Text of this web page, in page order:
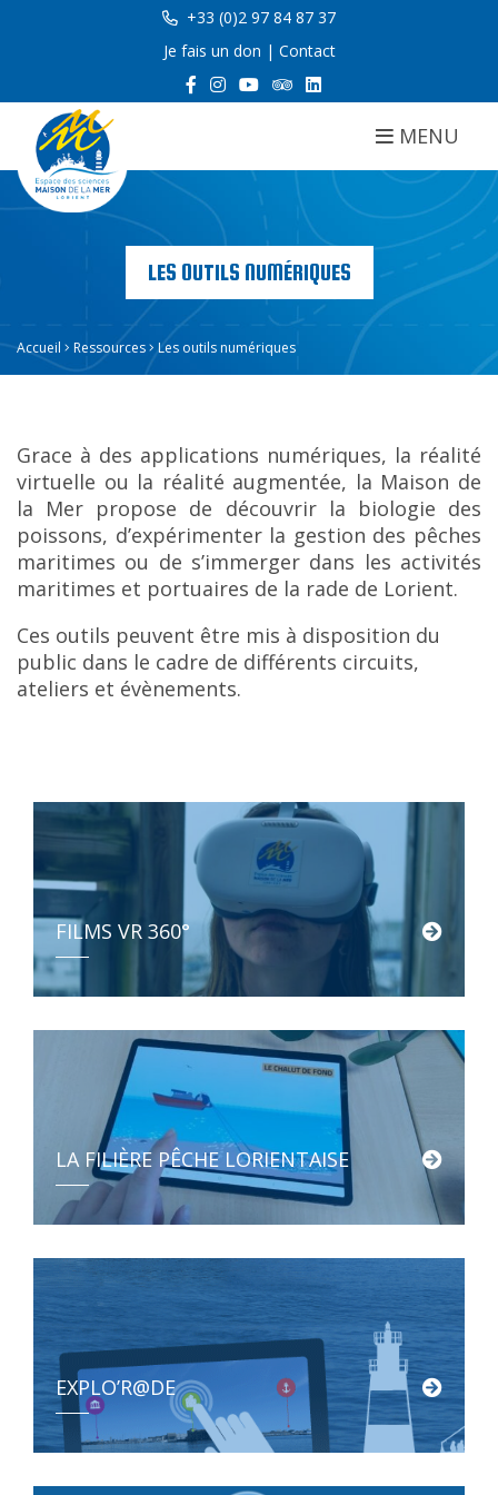
+33 (0)2 97 84 87 37
Je fais un don | Contact
MENU
LES OUTILS NUMÉRIQUES
Accueil Ressources Les outils numériques
Grace à des applications numériques, la réalité
virtuelle ou la réalité augmentée, la Maison de
la Mer propose de découvrir la biologie des
poissons, d’expérimenter la gestion des pêches
maritimes ou de s’immerger dans les activités
maritimes et portuaires de la rade de Lorient.
Ces outils peuvent être mis à disposition du
public dans le cadre de différents circuits,
ateliers et évènements.
FILMS VR 360°
LA FILIÈRE PÊCHE LORIENTAISE
EXPLO’R@DE